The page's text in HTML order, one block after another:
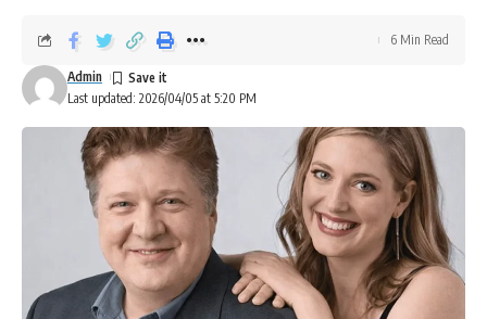
Last updated: 2026/04/05 at 5:20 PM
Admin
6 Min Read